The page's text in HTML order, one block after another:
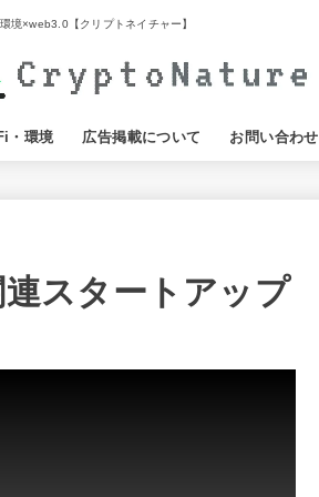
環境×web3.0【クリプトネイチャー】
・環境 広告掲載について お問い合わせ
スタートアップ